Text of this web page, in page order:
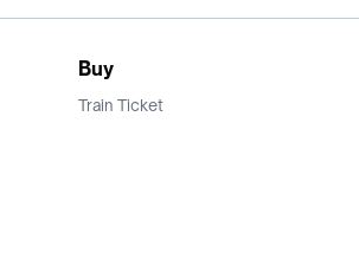
Buy
Train Ticket